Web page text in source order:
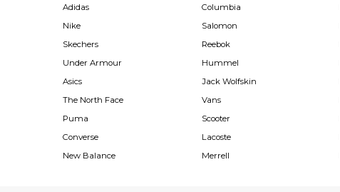
Adidas
Nike
Skechers
Under Armour
Asics
The North Face
Puma
Converse
New Balance
Columbia
Salomon
Reebok
Hummel
Jack Wolfskin
Vans
Scooter
Lacoste
Merrell